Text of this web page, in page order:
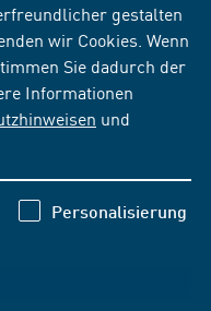
gestalten
wir Cookies. Wenn
Sie dadurch der
Informationen
und
Personalisierung